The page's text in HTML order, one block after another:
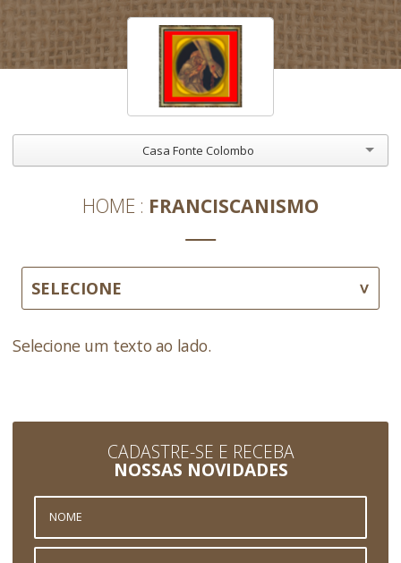
Casa Fonte Colombo
HOME FRANCISCANISMO
SELECIONE
Selecione um texto ao lado.
CADASTRE-SE E RECEBA
NOSSAS NOVIDADES